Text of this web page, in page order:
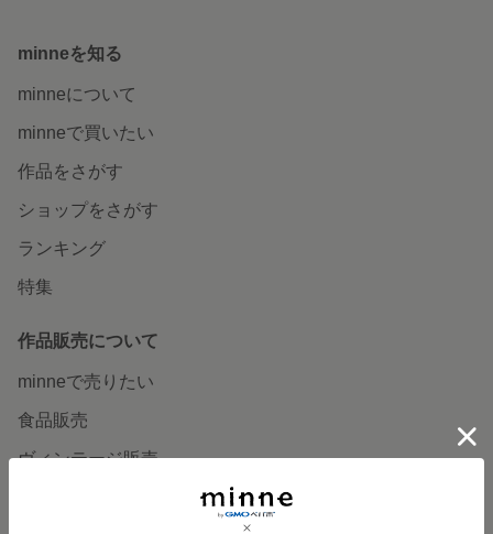
minneを知る
minneについて
minneで買いたい
作品をさがす
ショップをさがす
ランキング
特集
作品販売について
minneで売りたい
食品販売
ヴィンテージ販売